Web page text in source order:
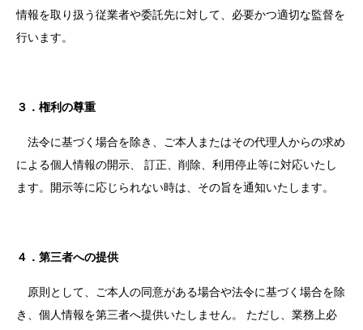
情報を取り扱う従業者や委託先に対して、必要かつ適切な監督を
行います。
３．権利の尊重
法令に基づく場合を除き、ご本人またはその代理人からの求め
による個人情報の開示、 訂正、削除、利用停止等に対応いたし
ます。開示等に応じられない時は、その旨を通知いたします。
４．第三者への提供
原則として、ご本人の同意がある場合や法令に基づく場合を除
き、個人情報を第三者へ提供いたしません。 ただし、業務上必